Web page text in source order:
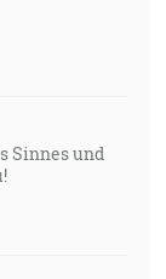
Sinnes und